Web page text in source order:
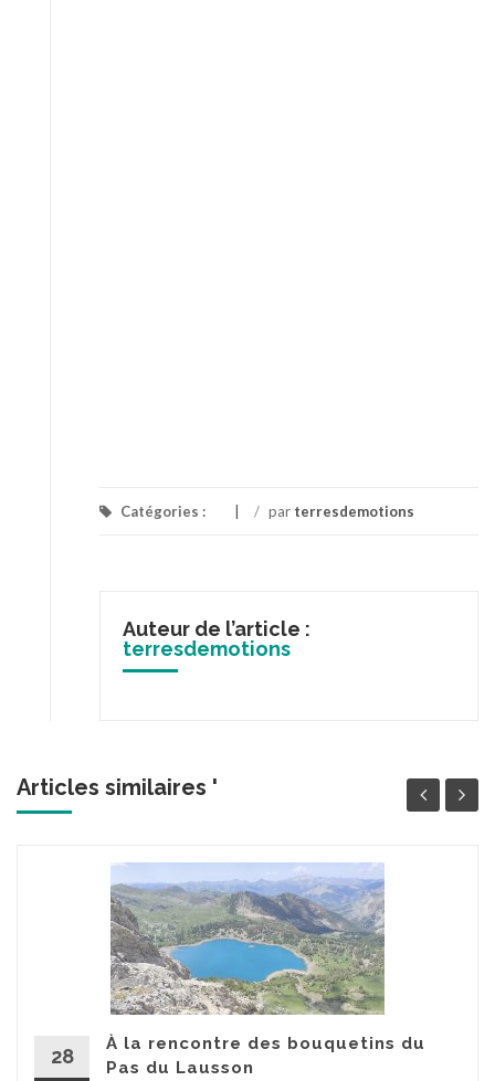
Catégories : / par terresdemotions
Auteur de l’article :
terresdemotions
Articles similaires '
28
À la rencontre des bouquetins du
Pas du Lausson